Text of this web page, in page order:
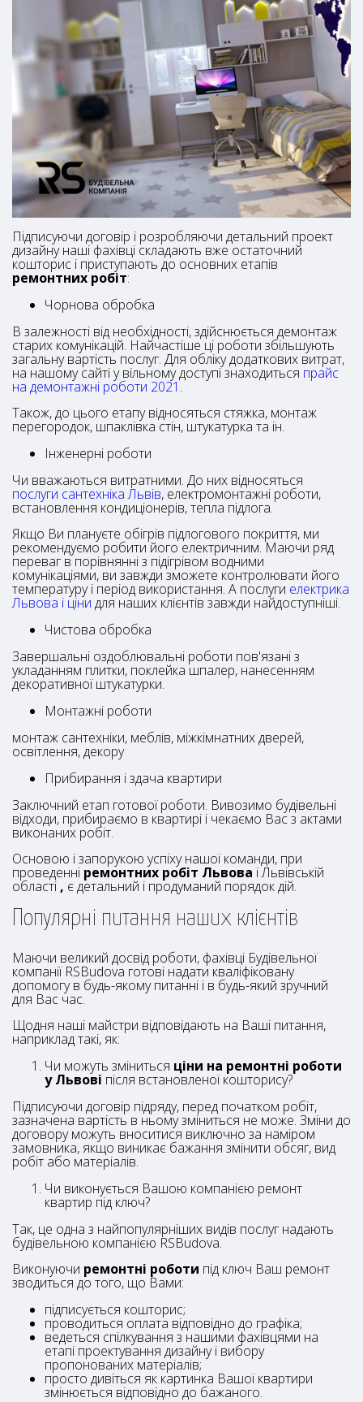
Підписуючи договір і розробляючи детальний проект
дизайну наші фахівці складають вже остаточний
кошторис і приступають до основних етапів
ремонтних робіт:
Чорнова обробка
В залежності від необхідності, здійснюється демонтаж
старих комунікацій. Найчастіше ці роботи збільшують
загальну вартість послуг. Для обліку додаткових витрат,
на нашому сайті у вільному доступі знаходиться прайс
на демонтажні роботи 2021.
Також, до цього етапу відносяться стяжка, монтаж
перегородок, шпаклівка стін, штукатурка та ін.
Інженерні роботи
Чи вважаються витратними. До них відносяться
послуги сантехніка Львів, електромонтажні роботи,
встановлення кондиціонерів, тепла підлога.
Якщо Ви плануєте обігрів підлогового покриття, ми
рекомендуємо робити його електричним. Маючи ряд
переваг в порівнянні з підігрівом водними
комунікаціями, ви завжди зможете контролювати його
температуру і період використання. А послуги електрика
Львова і ціни для наших клієнтів завжди найдоступніші.
Чистова обробка
Завершальні оздоблювальні роботи пов'язані з
укладанням плитки, поклейка шпалер, нанесенням
декоративної штукатурки.
Монтажні роботи
монтаж сантехніки, меблів, міжкімнатних дверей,
освітлення, декору
Прибирання і здача квартири
Заключний етап готової роботи. Вивозимо будівельні
відходи, прибираємо в квартирі і чекаємо Вас з актами
виконаних робіт.
Основою і запорукою успіху нашої команди, при
проведенні ремонтних робіт Львова і Львівській
області , є детальний і продуманий порядок дій.
Популярні питання наших клієнтів
Маючи великий досвід роботи, фахівці Будівельної
компанії RSBudova готові надати кваліфіковану
допомогу в будь-якому питанні і в будь-який зручний
для Вас час.
Щодня наші майстри відповідають на Ваші питання,
наприклад такі, як:
Чи можуть зміниться ціни на ремонтні роботи
у Львові після встановленої кошторису?
Підписуючи договір підряду, перед початком робіт,
зазначена вартість в ньому зміниться не може. Зміни до
договору можуть вноситися виключно за наміром
замовника, якщо виникає бажання змінити обсяг, вид
робіт або матеріалів.
Чи виконується Вашою компанією ремонт
квартир під ключ?
Так, це одна з найпопулярніших видів послуг надають
будівельною компанією RSBudova.
Виконуючи ремонтні роботи під ключ Ваш ремонт
зводиться до того, що Вами:
підписується кошторис;
проводиться оплата відповідно до графіка;
ведеться спілкування з нашими фахівцями на
етапі проектування дизайну і вибору
пропонованих матеріалів;
просто дивіться як картинка Вашої квартири
змінюється відповідно до бажаного.